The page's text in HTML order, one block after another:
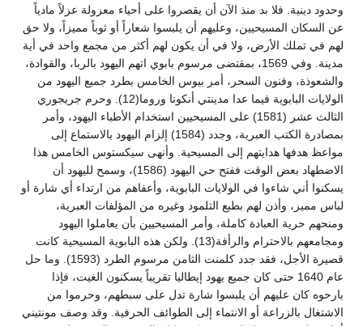
وحدود دينية. فلا بد منذ الآن أن يقصروا على أحياء معزولة عزلاً مادياً
عن السكان المسيحيين، وعليهم أن يلبسوا شعاراً أو ثوباً مميزاً، ولا حق
لهم في تملك الأرض، ولا في أن يكون لهم أكثر من مجمع واحد في أية
مدينة. وفي 1569، بمقتضى مرسوم بابوي اتهم اليهود بالربا، والقوادة،
والشعوذة، وفنون السحر، أمر بيوس الخامس بطرد جميع اليهود من
الولايات البابوية فيما عدا مدينتي أنكونا وروما(12). وحرم جريجوري
الثالث عشر (1581) على المسيحيين استخدام الأطباء اليهود، وأمر
بمصادرة الكتب العبرية، وجدد (1584) إلزام اليهود بالاستماع إلى
مواعظ هدفها هدايتهم إلى المسيحية. وأنهى سيكستوس الخامس هذا
الاضطهاد بعض الوقت ففتح حي اليهود (1586)، وسمح لليهود أن
يسكنوا أني شاءوا في الولايات البابوية، وأعفاهم من ارتداء أي شارة أو
لباس مميز، وأذن لهم بطبع التلمود وغيره من المؤلفات العبرية،
ومنحهم حرية العبادة كاملة، وأمر المسيحيين بأن يعاملوا اليهود
ومجامعهم بالاحترام والرأفة(13). ولكن هذه البابوية المسيحية كانت
قصيرة الأجل، فقد جدد كلمنت الثامن مرسوم الطرد (1593). وما حل
عام 1640 حتى كان جميع يهود إيطاليا تقريباً يسكنون الغيت، فإذا
بارحوه كان عليهم أن يلبسوا شارة تدل على سبطهم، وحرموا من
الاشتغال بالزراعة أو الانتماء إلى الطوائف الحرفية. وقد وصف مونتيني